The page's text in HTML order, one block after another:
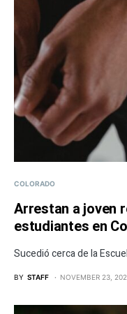
COLORADO
Arrestan a joven
estudiantes en
Sucedió cerca de la
BY STAFF NOVEMBER 23,